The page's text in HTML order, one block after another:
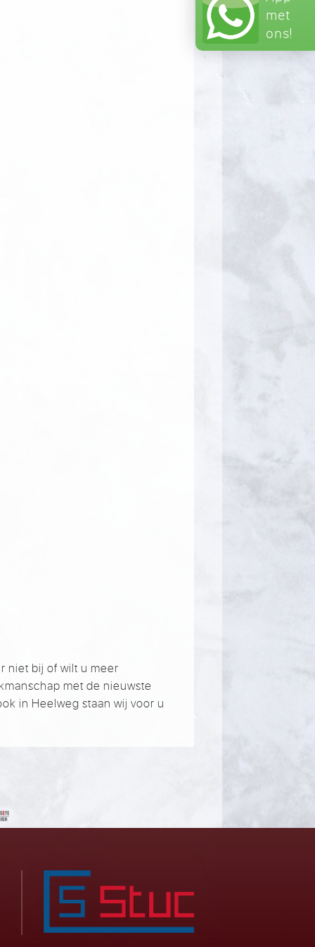
met
ons!
niet bij of wilt u meer
met de nieuwste
in Heelweg staan wij voor u